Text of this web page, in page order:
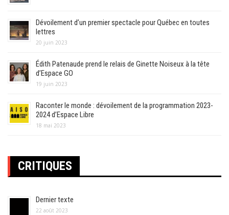
Dévoilement d’un premier spectacle pour Québec en toutes
lettres
20 juin 2023
Édith Patenaude prend le relais de Ginette Noiseux à la tête
d’Espace GO
19 juin 2023
Raconter le monde : dévoilement de la programmation 2023-
2024 d’Espace Libre
18 mai 2023
CRITIQUES
Dernier texte
22 août 2023